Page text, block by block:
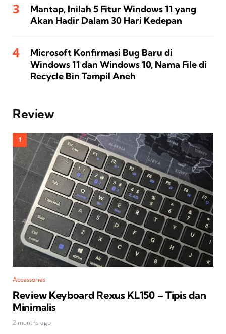
Mantap, Inilah 5 Fitur Windows 11 yang
Akan Hadir Dalam 30 Hari Kedepan
Microsoft Konfirmasi Bug Baru di
Windows 11 dan Windows 10, Nama File di
Recycle Bin Tampil Aneh
Review
Accessories
Review Keyboard Rexus KL150 – Tipis dan
Minimalis
2 months ago